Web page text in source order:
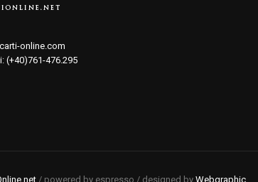
online.com
476.295
/ powered by espresso / designed by Webgraphic